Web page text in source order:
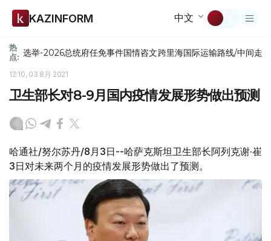
KAZINFORM 中文
热
点: 选举-2026总统府任免事件国情咨文跨里海国际运输路线/中间走廊
12:10, 03 8月 2021
卫生部长对8-9月国内疫情发展形势做出预测
哈通社/努尔苏丹/8月3日--哈萨克斯坦卫生部长阿列克谢·崔
3日对未来两个月的疫情发展形势做出了预测。